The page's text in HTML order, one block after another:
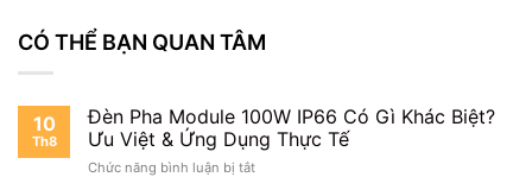
CÓ THỂ BẠN QUAN TÂM
10
Th8
Đèn Pha Module 100W IP66 Có Gì Khác Biệt?
Ưu Việt & Ứng Dụng Thực Tế
Chức năng bình luận bị tắtở